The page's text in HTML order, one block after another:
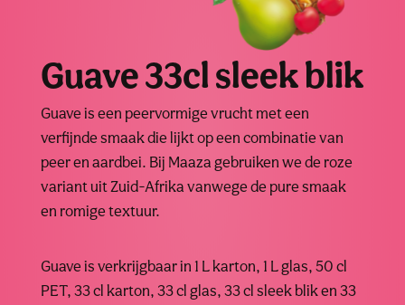
Guave 33cl sleek blik
Guave is een peervormige vrucht met een
verfijnde smaak die lijkt op een combinatie van
peer en aardbei. Bij Maaza gebruiken we de roze
variant uit Zuid-Afrika vanwege de pure smaak
en romige textuur.
Guave is verkrijgbaar in 1 L karton, 1 L glas, 50 cl
PET, 33 cl karton, 33 cl glas, 33 cl sleek blik en 33